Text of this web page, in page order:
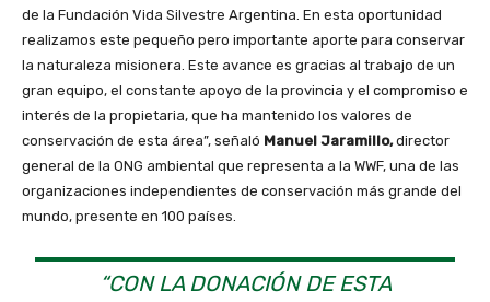
de la Fundación Vida Silvestre Argentina. En esta oportunidad
realizamos este pequeño pero importante aporte para conservar
la naturaleza misionera. Este avance es gracias al trabajo de un
gran equipo, el constante apoyo de la provincia y el compromiso e
interés de la propietaria, que ha mantenido los valores de
conservación de esta área”, señaló Manuel Jaramillo,director
general de la ONG ambiental que representa a la WWF, una de las
organizaciones independientes de conservación más grande del
mundo, presente en 100 países.
“CON LA DONACIÓN DE ESTA